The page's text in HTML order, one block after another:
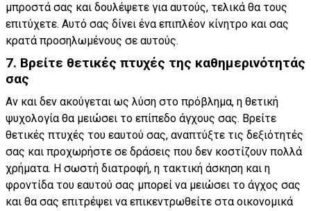
μπροστά σας και δουλέψετε για αυτούς, τελικά θα τους
επιτύχετε. Αυτό σας δίνει ένα επιπλέον κίνητρο και σας
κρατά προσηλωμένους σε αυτούς.
7. Βρείτε θετικές πτυχές της καθημερινότητάς
σας
Αν και δεν ακούγεται ως λύση στο πρόβλημα, η θετική
ψυχολογία θα μειώσει το επίπεδο άγχους σας. Βρείτε
θετικές πτυχές του εαυτού σας, αναπτύξτε τις δεξιότητές
σας και προχωρήστε σε δράσεις που δεν κοστίζουν πολλά
χρήματα. Η σωστή διατροφή, η τακτική άσκηση και η
φροντίδα του εαυτού σας μπορεί να μειώσει το άγχος σας
και θα σας επιτρέψει να επικεντρωθείτε στα οικονομικά